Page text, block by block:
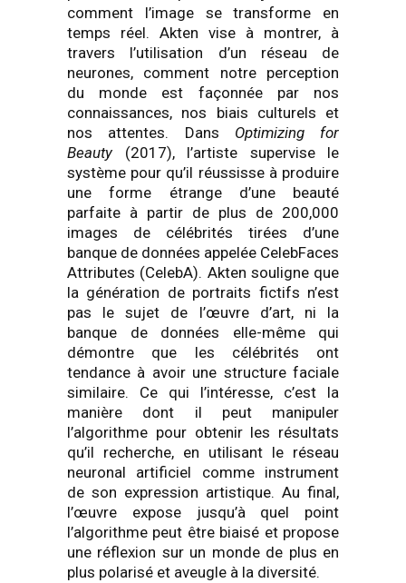
comment l’image se transforme en
temps réel. Akten vise à montrer, à
travers l’utilisation d’un réseau de
neurones, comment notre perception
du monde est façonnée par nos
connaissances, nos biais culturels et
nos attentes. Dans Optimizing for
Beauty (2017), l’artiste supervise le
système pour qu’il réussisse à produire
une forme étrange d’une beauté
parfaite à partir de plus de 200,000
images de célébrités tirées d’une
banque de données appelée CelebFaces
Attributes (CelebA). Akten souligne que
la génération de portraits fictifs n’est
pas le sujet de l’œuvre d’art, ni la
banque de données elle-même qui
démontre que les célébrités ont
tendance à avoir une structure faciale
similaire. Ce qui l’intéresse, c’est la
manière dont il peut manipuler
l’algorithme pour obtenir les résultats
qu’il recherche, en utilisant le réseau
neuronal artificiel comme instrument
de son expression artistique. Au final,
l’œuvre expose jusqu’à quel point
l’algorithme peut être biaisé et propose
une réflexion sur un monde de plus en
plus polarisé et aveugle à la diversité.